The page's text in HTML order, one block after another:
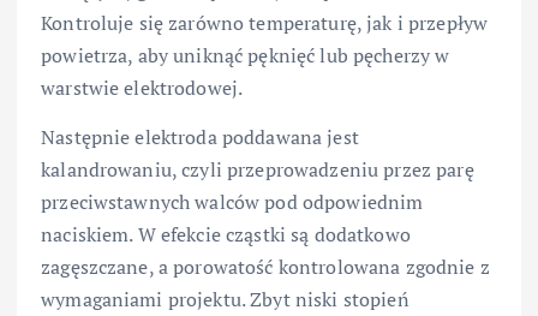
Kontroluje się zarówno temperaturę, jak i przepływ
powietrza, aby uniknąć pęknięć lub pęcherzy w
warstwie elektrodowej.
Następnie elektroda poddawana jest
kalandrowaniu, czyli przeprowadzeniu przez parę
przeciwstawnych walców pod odpowiednim
naciskiem. W efekcie cząstki są dodatkowo
zagęszczane, a porowatość kontrolowana zgodnie z
wymaganiami projektu. Zbyt niski stopień